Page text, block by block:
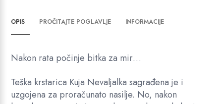
OPIS PROČITAJTE POGLAVLJE INFORMACIJE
Nakon rata počinje bitka za mir…
Teška krstarica Kuja Nevaljalka sagrađena je i
uzgojena za proračunato nasilje. No, nakon